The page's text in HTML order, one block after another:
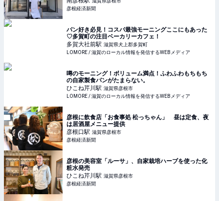
彦根経済新聞
パン好き必見！コスパ最強モーニングここにもあった
♡多賀町の注目ベーカリーカフェ！
多賀大社前駅 滋賀県犬上郡多賀町
LOMORE / 滋賀のローカル情報を発信するWEBメディア
噂のモーニング！ボリューム満点！ふわふわもちもち
の自家製食パンがたまらない。
ひこね芹川駅 滋賀県彦根市
LOMORE / 滋賀のローカル情報を発信するWEBメディア
彦根に飲食店「お食事処 松っちゃん」 昼は定食、夜
は居酒屋メニュー提供
彦根口駅 滋賀県彦根市
彦根経済新聞
彦根の美容室「ルーサ」、自家栽培ハーブを使った化
粧水発売
ひこね芹川駅 滋賀県彦根市
彦根経済新聞